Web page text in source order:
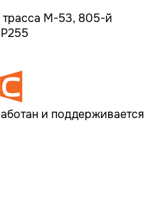
трасса M-53, 805-й
и поддерживается